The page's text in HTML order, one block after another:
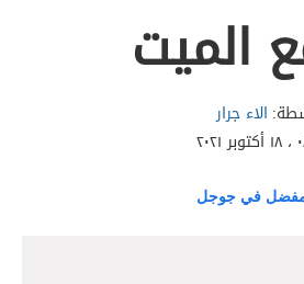
الميت
الاء جرار
في جوجل